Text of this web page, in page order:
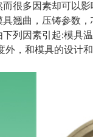
很多因素却可以
翘曲，压铸参数
列因素引起:模具
外，和模具的设计